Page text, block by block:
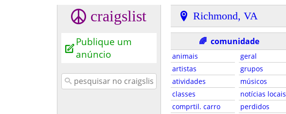
craigslist
Publique um
anúncio
Richmond, VA
🌈 comunidade
animais
artistas
atividades
classes
comprtil. carro
geral
grupos
músicos
notícias locais
perdidos